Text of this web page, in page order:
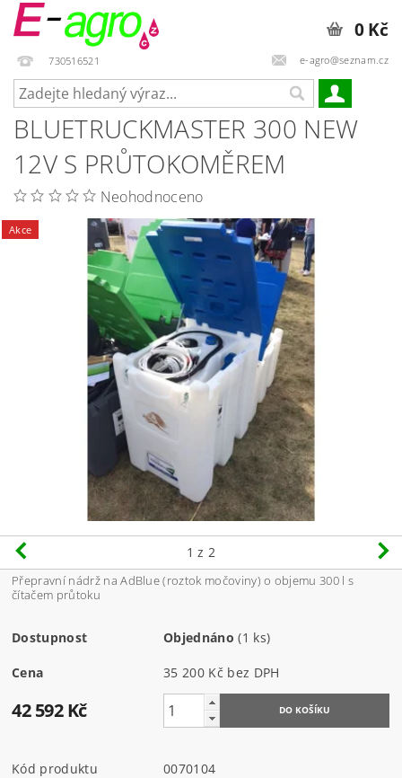
730516521 e-agro@seznam.cz
0 Kč
BLUETRUCKMASTER 300 NEW
12V S PRŮTOKOMĚREM
Neohodnoceno
Akce
1 z 2
Přepravní nádrž na AdBlue (roztok močoviny) o objemu 300 l s
čítačem průtoku
Dostupnost Objednáno (1 ks)
Cena 35 200 Kč bez DPH
42 592 Kč
Kód produktu
0070104